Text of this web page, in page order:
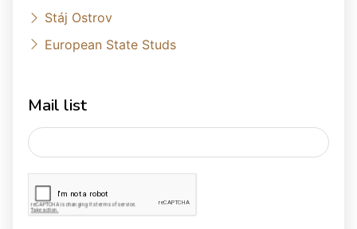
Stáj Ostrov
European State Studs
Mail list